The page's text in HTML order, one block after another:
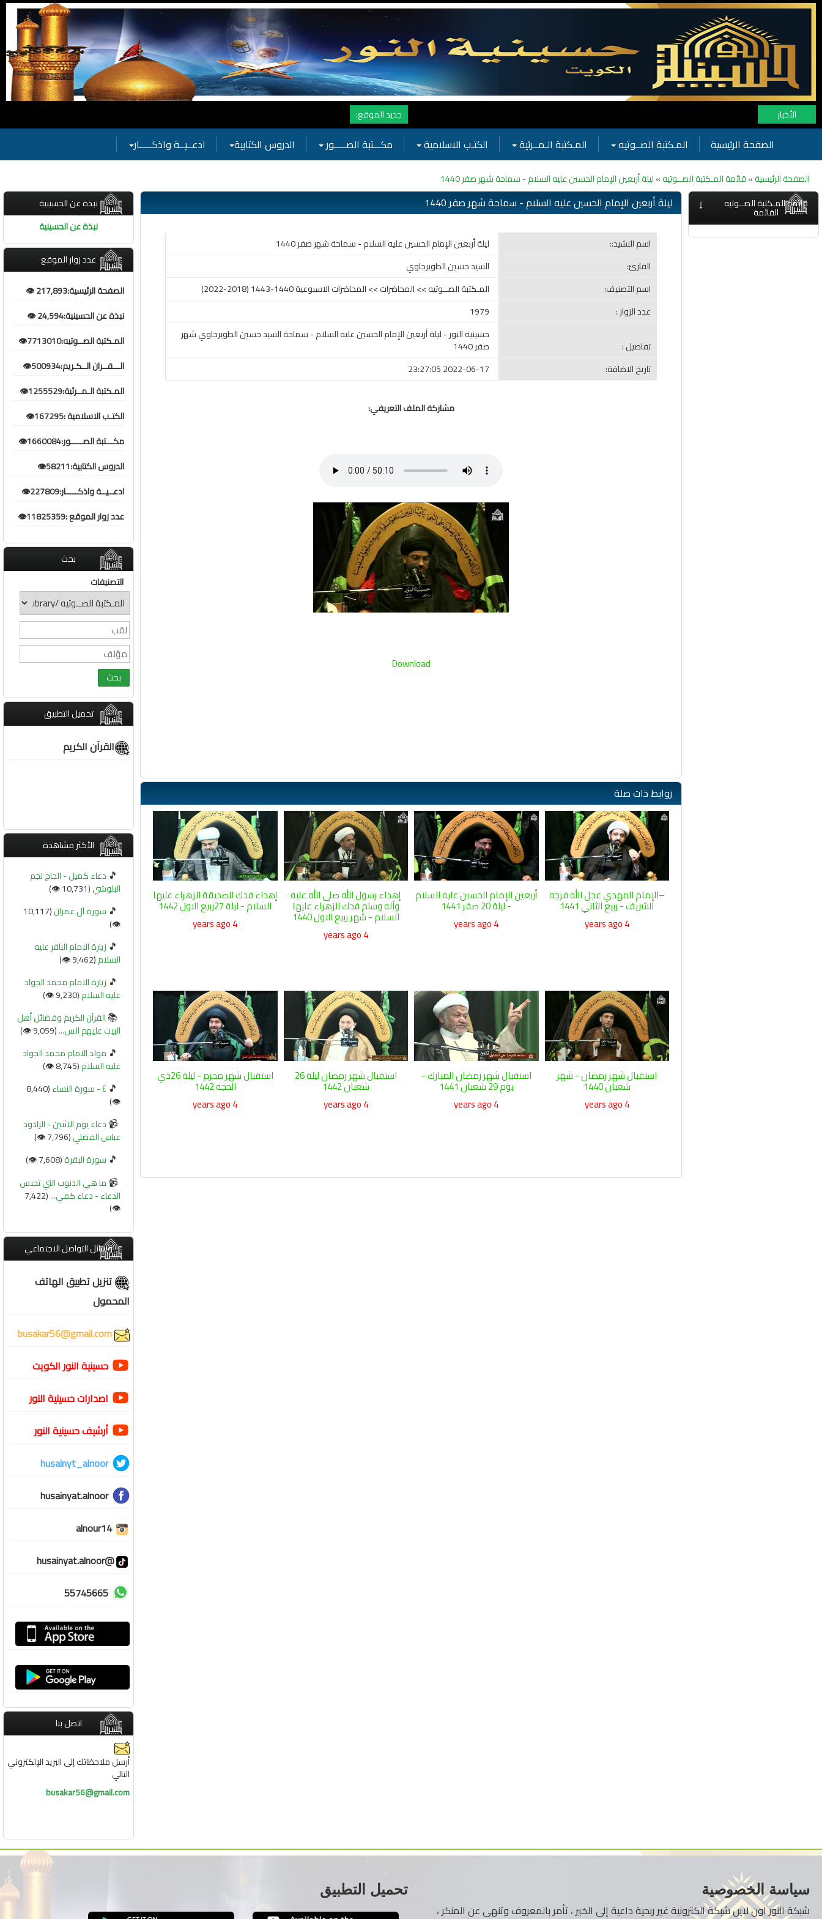
الأخبار نهنأ المتابعين لموفع النور بوصول المشاهدات الى الرقم القياسي 11 مليون مشاهدة خلال فترة قصيرة وهذا كله بجهودكم واهتمامكم بفعاليات الحسينية
جديد الموقع:
الصفحة الرئيسية المـكتبة الصــوتيه المـكتبة الـمــرئية الكتـب الاسلامية مكـــتبة الصـــــور الدروس الكتابية ادعــيــة واذكـــــار
الصفحة الرئيسية»قائمة المـكتبة الصــوتيه»ليلة أربعين الإمام الحسين عليه السلام - سماحة شهر صفر 1440
↓ قائمة المـكتبة الصــوتيه
القائمة
ليلة أربعين الإمام الحسين عليه السلام - سماحة شهر صفر 1440
اسم النشيد::
ليلة أربعين الإمام الحسين عليه السلام - سماحة شهر صفر 1440
القارئ:
السيد حسين الطويرجاوي
اسم التصنيف:
المـكتبة الصــوتيه >> المحاضرات >> المحاضرات الاسبوعية 1440-1443 (2018-2022)
عدد الزوار :
1979
تفاصيل :
حسينية النور - ليلة أربعين الإمام الحسين عليه السلام - سماحة السيد حسين الطويرجاوي شهر
صفر 1440
تاريخ الاضافة:
2022-06-17 23:27:05
مشاركة الملف التعريفي:
Download
روابط ذات صلة
–الإمام المهدي عجل الله فرجه
الشريف - ربيع الثاني 1441
4 years ago
أربعين الإمام الحسين عليه السلام
- ليلة 20 صفر 1441
4 years ago
إهداء رسول الله صلى الله عليه
وآله وسلم فدك للزهراء عليها
السلام - شهر ربيع الاول 1440
4 years ago
إهداء فدك للصديقة الزهراء عليها
السلام - ليلة 27ربيع الاول 1442
4 years ago
استقبال شهر رمضان - شهر
شعبان 1440
4 years ago
استقبال شهر رمضان المبارك -
يوم 29 شعبان 1441
4 years ago
استقبال شهر رمضان ليلة 26
شعبان 1442
4 years ago
استقبال شهر محرم - ليلة 26ذي
الحجة 1442
4 years ago
نبذة عن الحسينية
نبذة عن الحسينية
عدد زوار الموقع
الصفحة الرئيسية:217,893 👁️
نبذة عن الحسينية:24,594 👁️
المـكتبة الصــوتيه:7713010👁️
الـــقــران الــكـريم:500934👁️
المـكتبة الـمــرئية:1255529👁️
الكتـب الاسلامية :167295👁️
مكـــتبة الصـــــور:1660084👁️
الدروس الكتابية:58211👁️
ادعــيــة واذكـــــار:227809👁️
عدد زوار الموقع :11825359👁️
بحث
التصنيفات
تحميل التطبيق
القرآن الكريم
الأكثر مشاهدة
🎵 دعاء كميل - الحاج نجم
البلوشي(10,731 👁️)
🎵 سورة آل عمران (10,117
👁️)
🎵 زيارة الامام الباقر عليه
السلام(9,462 👁️)
🎵 زيارة الامام محمد الجواد
عليه السلام(9,230 👁️)
📚القرآن الكريم وفضائل أهل
البيت عليهم الس...(9,059 👁️)
🎵 مولد الامام محمد الجواد
عليه السلام(8,745 👁️)
🎵 ٤ - سورة النساء
(8,440
👁️)
📹دعاء يوم الاثنين - الرادود
عباس الفضلي(7,796 👁️)
🎵 سورة البقرة(7,608 👁️)
📹ما هي الذنوب التي تحبس
الدعاء - دعاء كمي... (7,422
👁️)
وسائل التواصل الاجتماعي
تنزيل تطبيق الهاتف
المحمول
حسينية النور الكويت
اصدارات حسينية النور
أرشيف حسينية النور
husainyt_alnoor
husainyat.alnoor
alnour14
@husainyat.alnoor
55745665
اتصل بنا
أرسل ملاحظاتك إلى البريد الإلكتروني
التالي
busakar56@gmail.com
سياسة الخصوصية
شبكة النور اون لاين شبكة الكترونية غير ربحية داعية إلى الخير ، تأمر بالمعروف وتنهى عن المنكر ،
تحميل التطبيق